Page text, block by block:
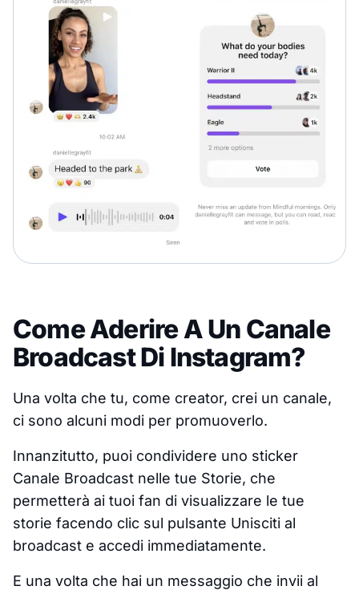
Come Aderire A Un Canale
Broadcast Di Instagram?
Una volta che tu, come creator, crei un canale,
ci sono alcuni modi per promuoverlo.
Innanzitutto, puoi condividere uno sticker
Canale Broadcast nelle tue Storie, che
permetterà ai tuoi fan di visualizzare le tue
storie facendo clic sul pulsante Unisciti al
broadcast e accedi immediatamente.
E una volta che hai un messaggio che invii al